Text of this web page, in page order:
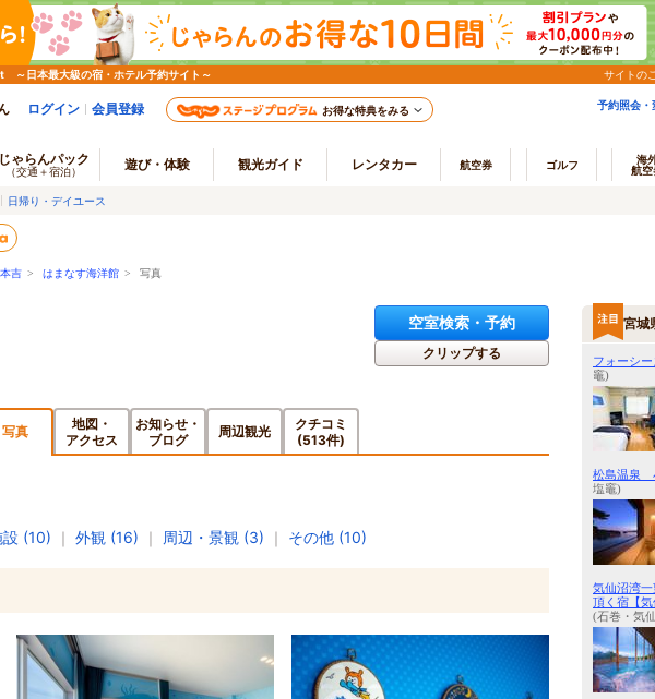
～日本最大級の宿・ホテル予約サイト～ サイトの
ログイン 会員登録 お得な特典をみる 予約照会・
じゃらんパック
（交通＋宿泊） 遊び・体験 観光ガイド レンタカー 航空券 ゴルフ
海
航空
日帰り・デイユース
吉 > はまなす海洋館 > 写真
空室検索・予約
クリップする
写真
地図・
アクセス
お知らせ・
ブログ
周辺観光
クチコミ
(513件)
設 (10) ｜ 外観 (16) ｜ 周辺・景観 (3) ｜ その他 (10)
宮城
フォーシ
竈)
松島温泉
塩竈)
気仙沼湾
頂く宿【気
(石巻・気